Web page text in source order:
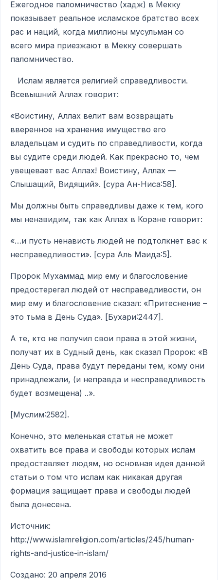
Ежегодное паломничество (хадж) в Мекку
показывает реальное исламское братство всех
рас и наций, когда миллионы мусульман со
всего мира приезжают в Мекку совершать
паломничество.
Ислам является религией справедливости.
Всевышний Аллах говорит:
«Воистину, Аллах велит вам возвращать
вверенное на хранение имущество его
владельцам и судить по справедливости, когда
вы судите среди людей. Как прекрасно то, чем
увещевает вас Аллах! Воистину, Аллах —
Слышащий, Видящий». [сура Ан-Ниса:58].
Мы должны быть справедливы даже к тем, кого
мы ненавидим, так как Аллах в Коране говорит:
«…и пусть ненависть людей не подтолкнет вас к
несправедливости». [сура Аль Маида:5].
Пророк Мухаммад мир ему и благословение
предостерегал людей от несправедливости, он
мир ему и благословение сказал: «Притеснение –
это тьма в День Суда». [Бухари:2447].
А те, кто не получил свои права в этой жизни,
получат их в Судный день, как сказал Пророк: «В
День Суда, права будут переданы тем, кому они
принадлежали, (и неправда и несправедливость
будет возмещена) ..».
[Муслим:2582].
Конечно, это меленькая статья не может
охватить все права и свободы которых ислам
предоставляет людям, но основная идея данной
статьи о том что ислам как никакая другая
формация защищает права и свободы людей
была донесена.
Источник:
http://www.islamreligion.com/articles/245/human-
rights-and-justice-in-islam/
Создано: 20 апреля 2016